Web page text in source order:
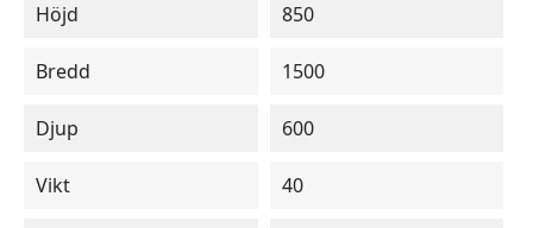
Höjd 850
Bredd 1500
Djup 600
Vikt 40